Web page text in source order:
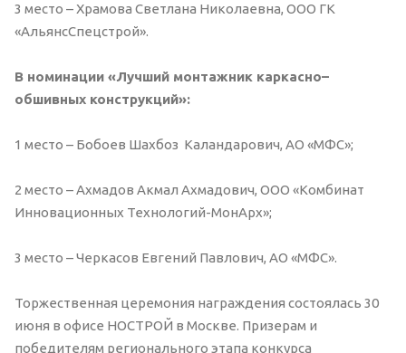
3 место – Храмова Светлана Николаевна, ООО ГК
«АльянсСпецстрой».
В номинации «Лучший монтажник каркасно–
обшивных конструкций»:
1 место – Бобоев Шахбоз Каландарович, АО «МФС»;
2 место – Ахмадов Акмал Ахмадович, ООО «Комбинат
Инновационных Технологий-МонАрх»;
3 место – Черкасов Евгений Павлович, АО «МФС».
Торжественная церемония награждения состоялась 30
июня в офисе НОСТРОЙ в Москве. Призерам и
победителям регионального этапа конкурса